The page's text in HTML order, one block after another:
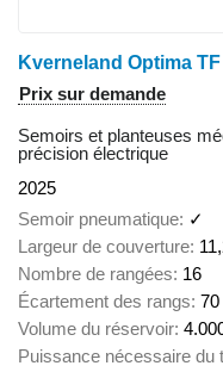
Kverneland Optima
Prix sur demande
Semoirs et planteuses
précision électrique
2025
Semoir pneumatique ✓
Largeur de couverture
Nombre de rangées 16
Écartement des rangs
Volume du réservoir
Puissance nécessaire du